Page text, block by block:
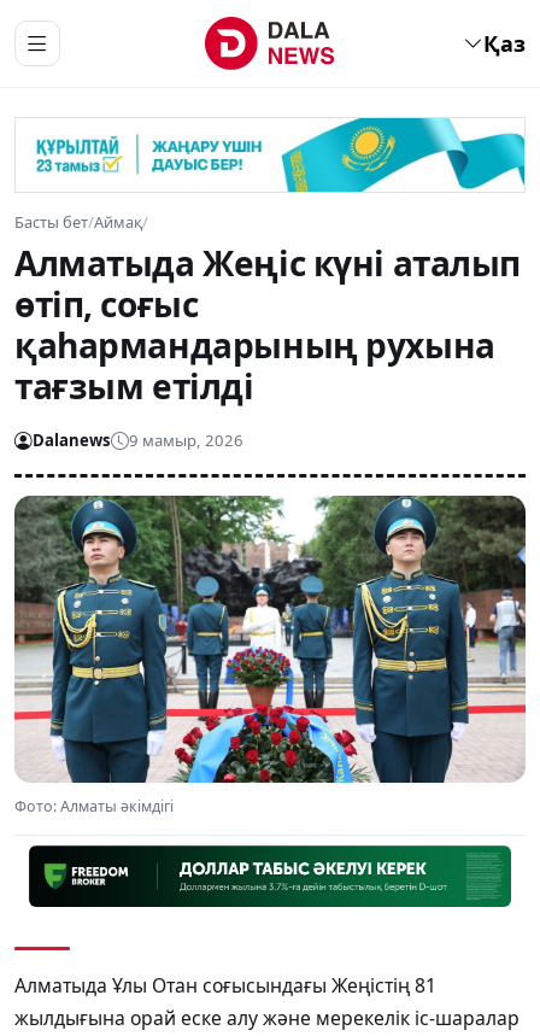
Қаз
Басты бет/Аймақ/
Алматыда Жеңіс күні аталып
өтіп, соғыс
қаһармандарының рухына
тағзым етілді
Dalanews 9 мамыр, 2026
Фото: Алматы әкімдігі
Алматыда Ұлы Отан соғысындағы Жеңістің 81
жылдығына орай еске алу және мерекелік іс-шаралар